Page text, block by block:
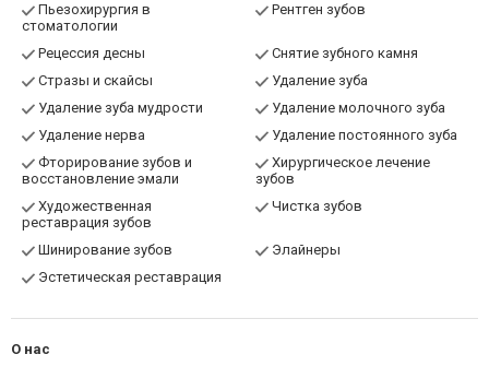
Пьезохирургия в
стоматологии
Рентген зубов
Рецессия десны
Снятие зубного камня
Стразы и скайсы
Удаление зуба
Удаление зуба мудрости
Удаление молочного зуба
Удаление нерва
Удаление постоянного зуба
Фторирование зубов и
восстановление эмали
Хирургическое лечение
зубов
Художественная
реставрация зубов
Чистка зубов
Шинирование зубов
Элайнеры
Эстетическая реставрация
О нас